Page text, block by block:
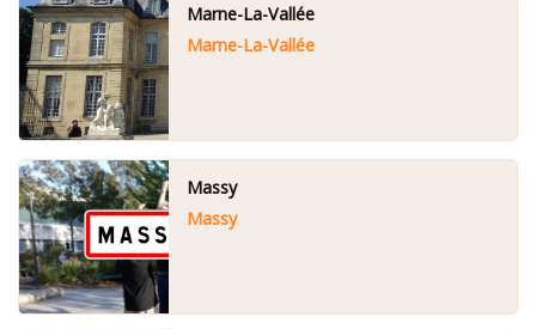
Marne-La-Vallée
Marne-La-Vallée
Massy
Massy